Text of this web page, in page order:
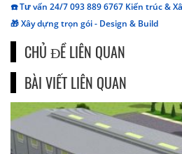
☎️ Tư vấn 24/7 093 889 6767 Kiến trúc &
🎁 Xây dựng trọn gói - Design & Build
CHỦ ĐỀ LIÊN QUAN
BÀI VIẾT LIÊN QUAN